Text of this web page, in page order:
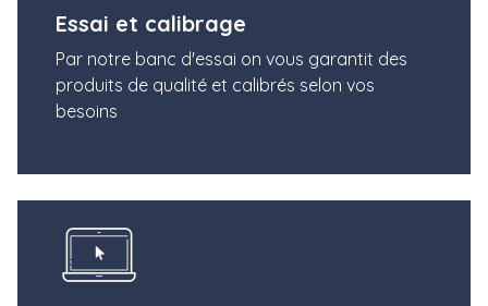
Essai et calibrage
Par notre banc d'essai on vous garantit des
produits de qualité et calibrés selon vos
besoins